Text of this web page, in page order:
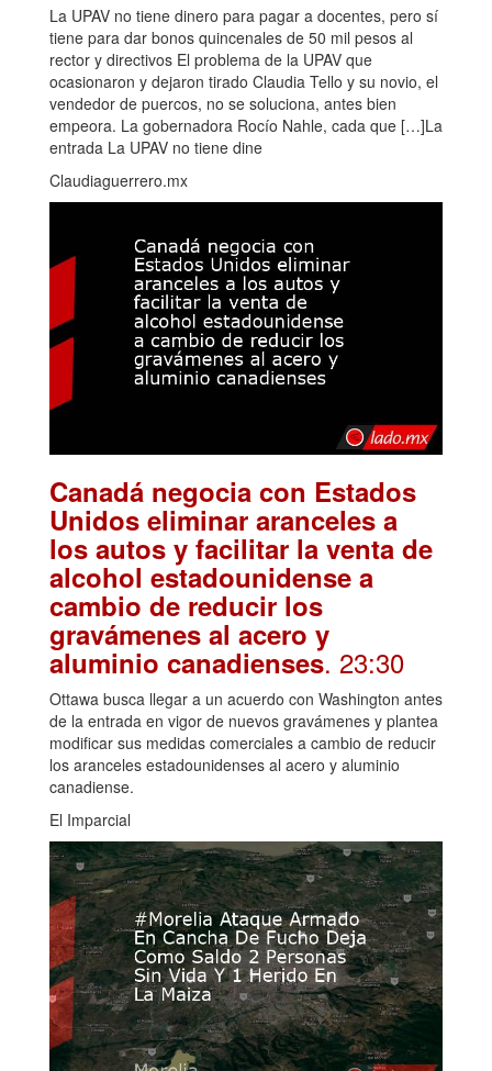
La UPAV no tiene dinero para pagar a docentes, pero sí
tiene para dar bonos quincenales de 50 mil pesos al
rector y directivos El problema de la UPAV que
ocasionaron y dejaron tirado Claudia Tello y su novio, el
vendedor de puercos, no se soluciona, antes bien
empeora. La gobernadora Rocío Nahle, cada que […]La
entrada La UPAV no tiene dine
Claudiaguerrero.mx
Canadá negocia con Estados
Unidos eliminar aranceles a
los autos y facilitar la venta de
alcohol estadounidense a
cambio de reducir los
gravámenes al acero y
aluminio canadienses. 23:30
Ottawa busca llegar a un acuerdo con Washington antes
de la entrada en vigor de nuevos gravámenes y plantea
modificar sus medidas comerciales a cambio de reducir
los aranceles estadounidenses al acero y aluminio
canadiense.
El Imparcial